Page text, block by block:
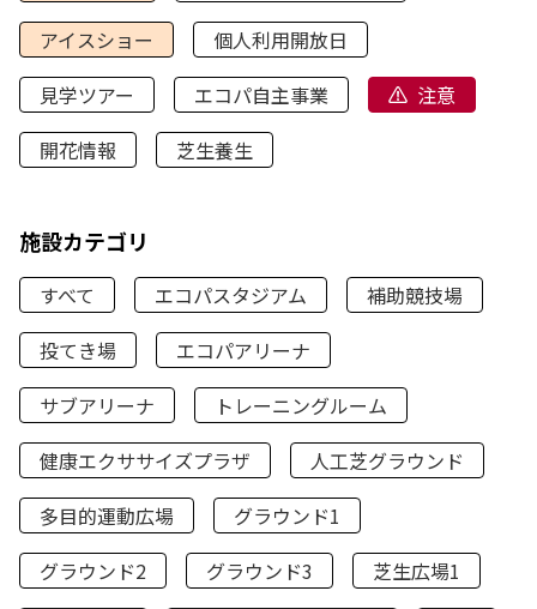
アイスショー
個人利用開放日
見学ツアー
エコパ自主事業
注意
開花情報
芝生養生
施設カテゴリ
すべて エコパスタジアム
補助競技場
投てき場
エコパアリーナ
サブアリーナ
トレーニングルーム
健康エクササイズプラザ
人工芝グラウンド
多目的運動広場
グラウンド1
グラウンド2
グラウンド3
芝生広場1